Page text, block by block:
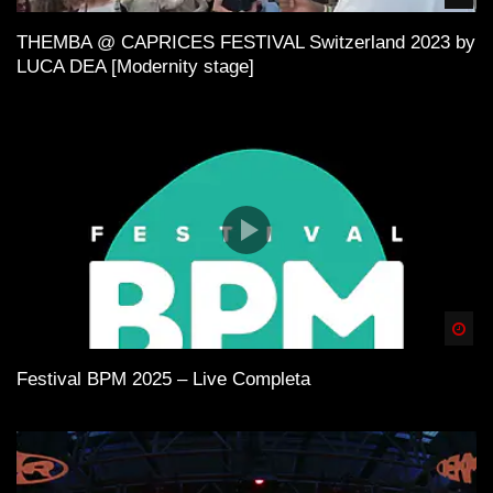
THEMBA @ CAPRICES FESTIVAL Switzerland 2023 by
LUCA DEA [Modernity stage]
Festival BPM 2025 – Live Completa